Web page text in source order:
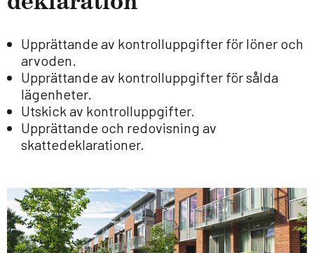
Upprättande av kontrolluppgifter för löner och
arvoden.
Upprättande av kontrolluppgifter för sålda
lägenheter.
Utskick av kontrolluppgifter.
Upprättande och redovisning av
skattedeklarationer.